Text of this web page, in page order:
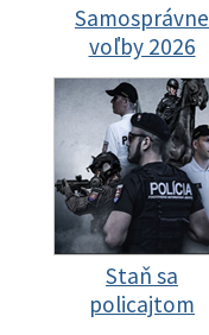
Samosprávne
voľby 2026
Staň sa
policajtom